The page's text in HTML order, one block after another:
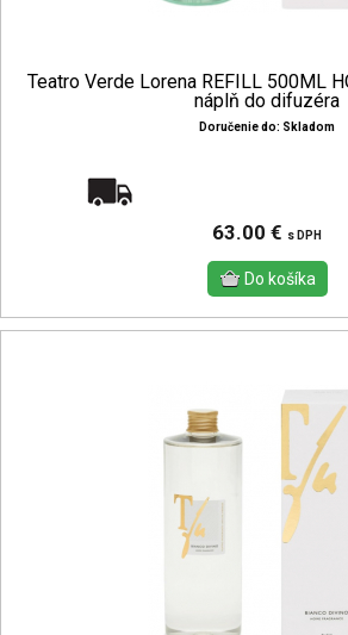
Teatro Verde Lorena REFILL 500ML
náplň do difuzéra
Doručenie do: Skladom
63.00 € s DPH